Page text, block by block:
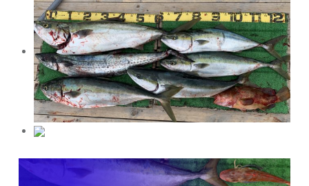
投稿ナビゲーション